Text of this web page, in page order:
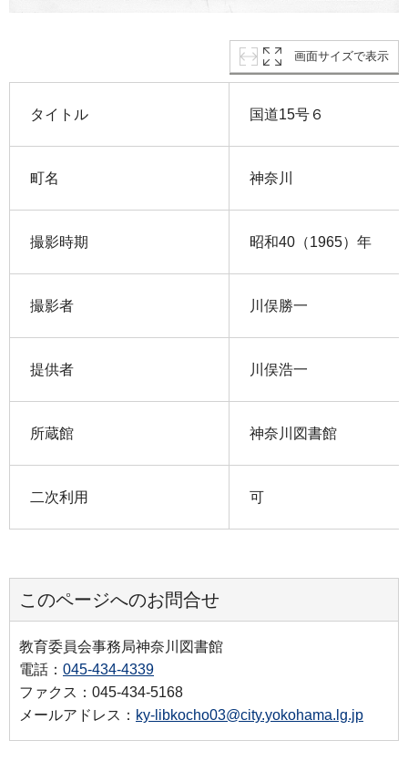
画面サイズで表示
タイトル 国道15号６
町名 神奈川
撮影時期 昭和40（1965）年
撮影者 川俣勝一
提供者 川俣浩一
所蔵館 神奈川図書館
二次利用 可
このページへのお問合せ
教育委員会事務局神奈川図書館
電話： 045-434-4339
ファクス：045-434-5168
メールアドレス： ky-libkocho03@city.yokohama.lg.jp